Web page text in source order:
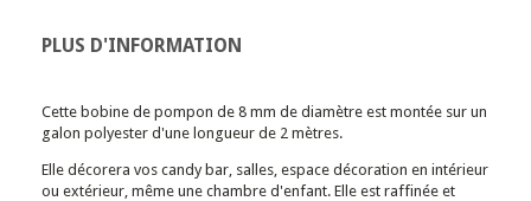
PLUS D'INFORMATION
Cette bobine de pompon de 8 mm de diamètre est montée sur un
galon polyester d'une longueur de 2 mètres.
Elle décorera vos candy bar, salles, espace décoration en intérieur
ou extérieur, même une chambre d'enfant. Elle est raffinée et